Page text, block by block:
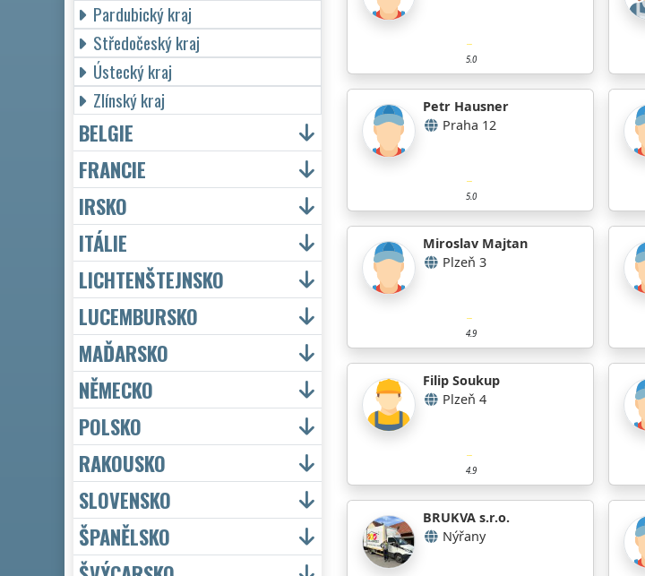
5.0
Petr Hausner
Praha 12
5.0
Miroslav Majtan
Plzeň 3
4.9
Filip Soukup
Plzeň 4
4.9
BRUKVA s.r.o.
Nýřany
Pardubický kraj
Středočeský kraj
Ústecký kraj
Zlínský kraj
BELGIE
FRANCIE
IRSKO
ITÁLIE
LICHTENŠTEJNSKO
LUCEMBURSKO
MAĎARSKO
NĚMECKO
POLSKO
RAKOUSKO
SLOVENSKO
ŠPANĚLSKO